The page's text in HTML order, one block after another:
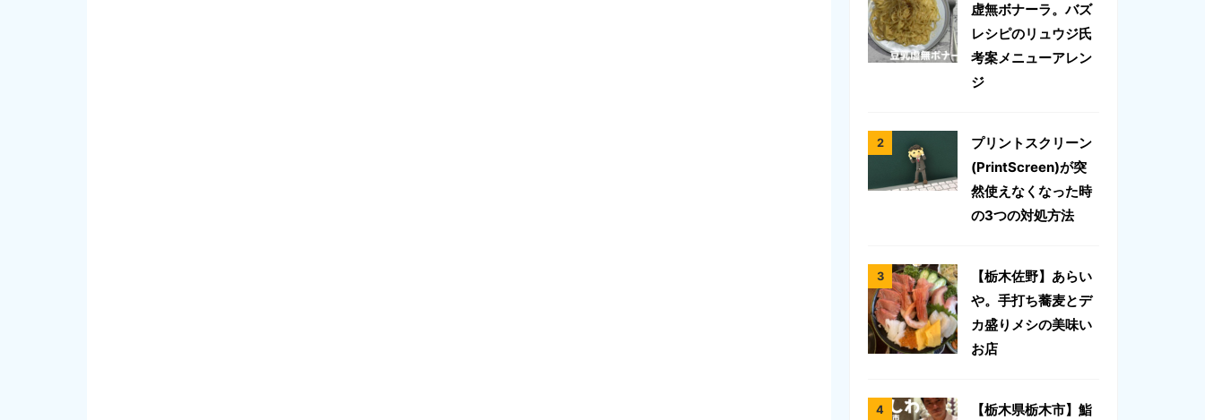
虚無ボナーラ。バズ
レシピのリュウジ氏
考案メニューアレン
ジ
プリントスクリーン
(PrintScreen)が突
然使えなくなった時
の3つの対処方法
【栃木佐野】あらい
や。手打ち蕎麦とデ
カ盛りメシの美味い
お店
【栃木県栃木市】鮨